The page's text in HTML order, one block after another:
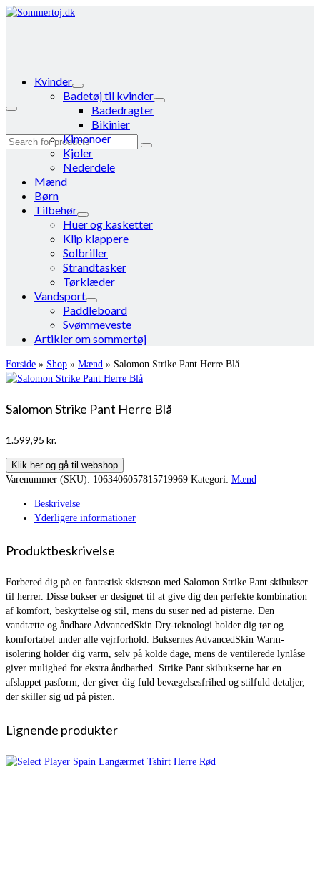
Search
Kvinder
Badetøj til kvinder
Badedragter
Bikinier
Kimonoer
Kjoler
Nederdele
Mænd
Børn
Tilbehør
Huer og kasketter
Klip klappere
Solbriller
Strandtasker
Tørklæder
Vandsport
Paddleboard
Svømmeveste
Artikler om sommertøj
Forside » Shop » Mænd » Salomon Strike Pant Herre Blå
Salomon Strike Pant Herre Blå
1.599,95 kr.
Klik her og gå til webshop
Varenummer (SKU): 1063406057815719969 Kategori: Mænd
Beskrivelse
Yderligere informationer
Produktbeskrivelse
Forbered dig på en fantastisk skisæson med Salomon Strike Pant skibukser
til herrer. Disse bukser er designet til at give dig den perfekte kombination
af komfort, beskyttelse og stil, mens du suser ned ad pisterne. Den
vandtætte og åndbare AdvancedSkin Dry-teknologi holder dig tør og
komfortabel under alle vejrforhold. Buksernes AdvancedSkin Warm-
isolering holder dig varm, selv på kolde dage, mens de ventilerede lynlåse
giver mulighed for ekstra åndbarhed. Strike Pant skibukserne har en
afslappet pasform, der giver dig fuld bevægelsesfrihed og stilfuld detaljer,
der skiller sig ud på pisten.
Lignende produkter